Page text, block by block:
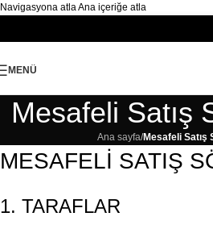
Navigasyona atlaAna içeriğe atla
MENÜ
Mesafeli Satış
Ana sayfa/Mesafeli Satış
MESAFELİ SATIŞ
1. TARAFLAR